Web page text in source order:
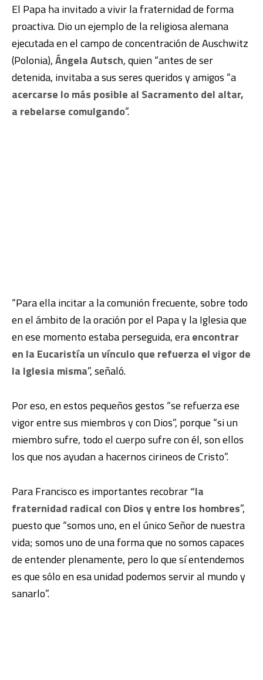
El Papa ha invitado a vivir la fraternidad de forma
proactiva. Dio un ejemplo de la religiosa alemana
ejecutada en el campo de concentración de Auschwitz
(Polonia),Ángela Autsch, quien “antes de ser
detenida, invitaba a sus seres queridos y amigos “a
acercarse lo más posible al Sacramento del altar,
a rebelarse comulgando”.
“Para ella incitar a la comunión frecuente, sobre todo
en el ámbito de la oración por el Papa y la Iglesia que
en ese momento estaba perseguida, eraencontrar
en la Eucaristía un vínculo que refuerza el vigor de
la Iglesia misma”, señaló.
Por eso, en estos pequeños gestos “se refuerza ese
vigor entre sus miembros y con Dios”, porque “si un
miembro sufre, todo el cuerpo sufre con él, son ellos
los que nos ayudan a hacernos cirineos de Cristo”.
Para Francisco es importantes recobrar“la
fraternidad radical con Dios y entre los hombres”,
puesto que “somos uno, en el único Señor de nuestra
vida; somos uno de una forma que no somos capaces
de entender plenamente, pero lo que sí entendemos
es que sólo en esa unidad podemos servir al mundo y
sanarlo”.